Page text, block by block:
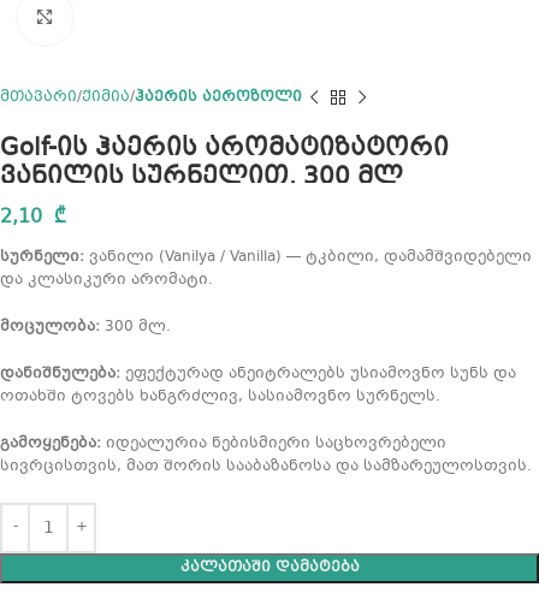
მთავარი ქიმია ჰაერის აეროზოლი
Golf-ის ჰაერის არომატიზატორი
ვანილის სურნელით. 300 მლ
2,10 ₾
სურნელი: ვანილი (Vanilya / Vanilla) — ტკბილი, დამამშვიდებელი
და კლასიკური არომატი.
მოცულობა: 300 მლ.
დანიშნულება: ეფექტურად ანეიტრალებს უსიამოვნო სუნს და
ოთახში ტოვებს ხანგრძლივ, სასიამოვნო სურნელს.
გამოყენება: იდეალურია ნებისმიერი საცხოვრებელი
სივრცისთვის, მათ შორის სააბაზანოსა და სამზარეულოსთვის.
ᲙᲐᲚᲐᲗᲐᲨᲘ ᲓᲐᲛᲐᲢᲔᲑᲐ